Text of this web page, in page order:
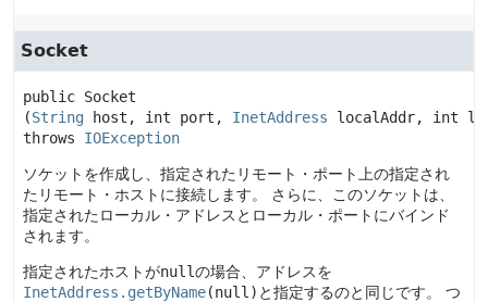
Socket
public Socket
(String host, int port, InetAddress localAddr, int
throws IOException
ソケットを作成し、指定されたリモート・ポート上の指定され
たリモート・ホストに接続します。
さらに、このソケットは、
指定されたローカル・アドレスとローカル・ポートにバインド
されます。
指定されたホストがnullの場合、アドレスを
InetAddress.getByName(null) と指定するのと同じです。
つ